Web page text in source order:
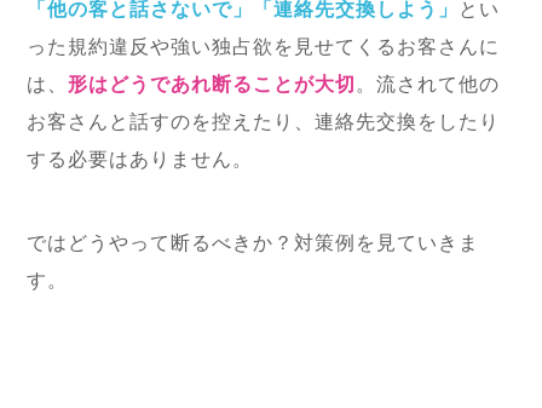
「他の客と話さないで」「連絡先交換しよう」
とい
った規約違反や強い独占欲を見せてくるお客さんに
は、形はどうであれ断ることが大切 。流されて他の
お客さんと話すのを控えたり、連絡先交換をしたり
する必要はありません。
ではどうやって断るべきか？対策例を見ていきま
す。